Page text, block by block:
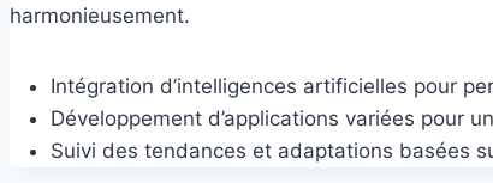
harmonieusement.
Intégration d’intelligences artificielles pour
Développement d’applications variées pour
Suivi des tendances et adaptations basées